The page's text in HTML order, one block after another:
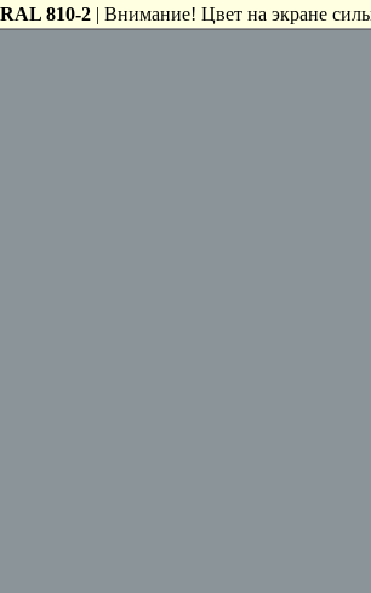
RAL 810-2 | Внимание! Цвет на экране